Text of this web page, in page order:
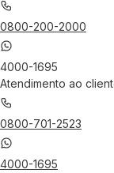
0800-200-2000
4000-1695
Atendimento ao
0800-701-2523
4000-1695